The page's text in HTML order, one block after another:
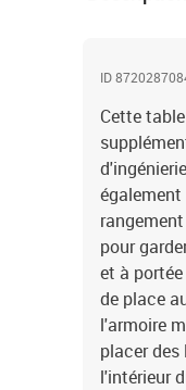
ID
Cette
pour
et à
de place
l'armoire
placer des
l'intérieur